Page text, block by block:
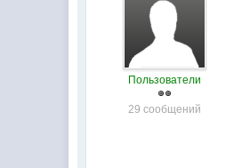
Пользователи
29 сообщений